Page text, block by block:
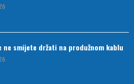
ne smijete držati na produžnom kablu